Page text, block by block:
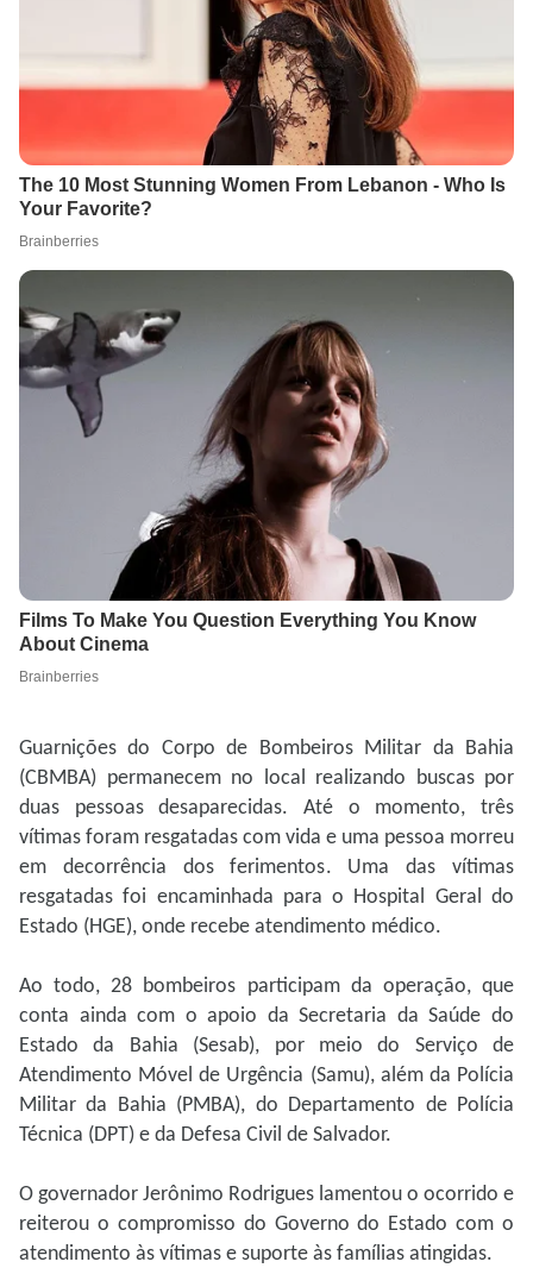
Guarnições do Corpo de Bombeiros Militar da Bahia
(CBMBA) permanecem no local realizando buscas por
duas pessoas desaparecidas. Até o momento, três
vítimas foram resgatadas com vida e uma pessoa morreu
em decorrência dos ferimentos. Uma das vítimas
resgatadas foi encaminhada para o Hospital Geral do
Estado (HGE), onde recebe atendimento médico.
Ao todo, 28 bombeiros participam da operação, que
conta ainda com o apoio da Secretaria da Saúde do
Estado da Bahia (Sesab), por meio do Serviço de
Atendimento Móvel de Urgência (Samu), além da Polícia
Militar da Bahia (PMBA), do Departamento de Polícia
Técnica (DPT) e da Defesa Civil de Salvador.
O governador Jerônimo Rodrigues lamentou o ocorrido e
reiterou o compromisso do Governo do Estado com o
atendimento às vítimas e suporte às famílias atingidas.